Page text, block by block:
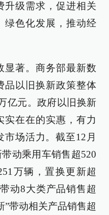
升级需求，促进相关
绿色化发展，推动经
显著。商务部最新数
品以旧换新政策整体
亿元。政府以旧换新
实在在的实惠，有力
场活力。截至12月
动乘用车销售超520
万辆，置换更新超
动8大类产品销售超
”带动相关产品销售超